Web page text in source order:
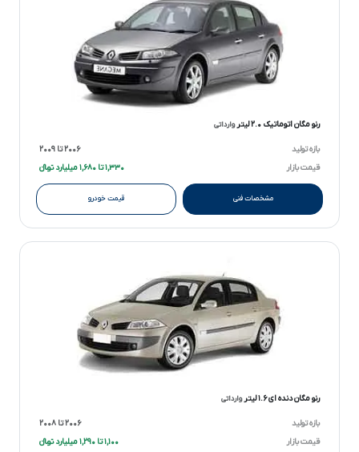
رنو مگان اتوماتیک ۲.۰ لیتر وارداتی
بازه تولید
۲۰۰۶ تا ۲۰۰۹
قیمت بازار
۱,۳۳۰ تا ۱,۶۸۰ میلیارد تومانءءء
مشخصات فنی قیمت خودرو
رنو مگان دنده ای ۱.۶ لیتر وارداتی
بازه تولید
۲۰۰۶ تا ۲۰۰۸
قیمت بازار
۱,۱۰۰ تا ۱,۲۹۰ میلیارد تومانءءء